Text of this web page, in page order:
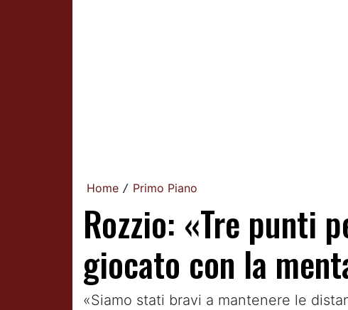
Home / Primo Piano
Rozzio: «Tre punti
giocato con la
«Siamo stati bravi a mantenere le